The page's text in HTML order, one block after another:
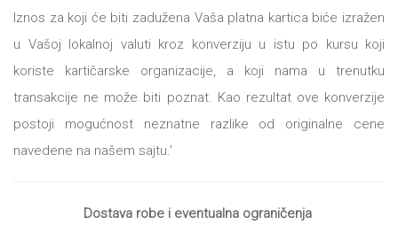
Iznos za koji će biti zadužena Vaša platna kartica biće izražen
u Vašoj lokalnoj valuti kroz konverziju u istu po kursu koji
koriste kartičarske organizacije, a koji nama u trenutku
transakcije ne može biti poznat. Kao rezultat ove konverzije
postoji mogućnost neznatne razlike od originalne cene
navedene na našem sajtu.’
Dostava robe i eventualna ograničenja